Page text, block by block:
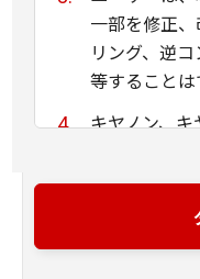
一部を修正
リング、逆
等することは
キヤノン、
は、本ソフ
的のために